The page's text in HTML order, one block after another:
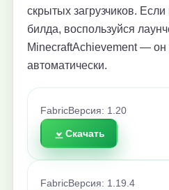
скрытых загрузчиков.
билда, воспользуйся
MinecraftAchievement — он
автоматически.
FabricВерсия: 1.20
Скачать
FabricВерсия: 1.19.4